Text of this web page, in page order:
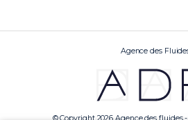
Agence des